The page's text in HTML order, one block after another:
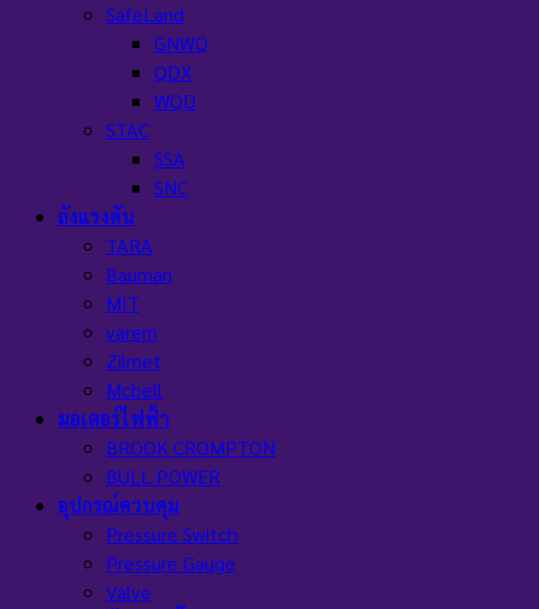
SafeLand
GNWQ
QDX
WQD
STAC
SSA
SNC
ถังแรงดัน
TARA
Bauman
MIT
varem
Zilmet
Mcbell
มอเตอร์ไฟฟ้า
BROOK CROMPTON
BULL POWER
อุปกรณ์ควบคุม
Pressure Switch
Pressure Gauge
Valve